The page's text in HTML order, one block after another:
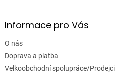
Informace pro Vás
O nás
Doprava a platba
Velkoobchodní spolupráce/Prodejci